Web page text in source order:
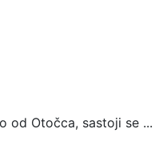
od Otočca, sastoji se ...